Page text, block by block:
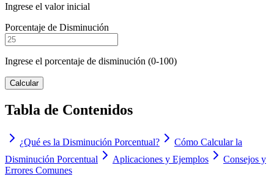
Ingrese el valor inicial
Porcentaje de Disminución
Ingrese el porcentaje de disminución (0-100)
Calcular
Tabla de Contenidos
¿Qué es la Disminución Porcentual?
Cómo Calcular la
Disminución Porcentual
Aplicaciones y Ejemplos
Consejos y
Errores Comunes